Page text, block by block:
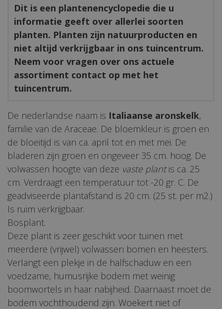
Dit is een plantenencyclopedie die u
informatie geeft over allerlei soorten
planten. Planten zijn natuurproducten en
niet altijd verkrijgbaar in ons tuincentrum.
Neem voor vragen over ons actuele
assortiment contact op met het
tuincentrum.
De nederlandse naam is Italiaanse aronskelk,
familie van de Araceae. De bloemkleur is groen en
de bloeitijd is van ca. april tot en met mei. De
bladeren zijn groen en ongeveer 35 cm. hoog. De
volwassen hoogte van deze vaste plantis ca. 25
cm. Verdraagt een temperatuur tot -20 gr. C. De
geadviseerde plantafstand is 20 cm. (25 st. per m2.)
Is ruim verkrijgbaar.
Bosplant.
Deze plant is zeer geschikt voor tuinen met
meerdere (vrijwel) volwassen bomen en heesters.
Verlangt een plekje in de halfschaduw en een
voedzame, humusrijke bodem met weinig
boomwortels in haar nabijheid. Daarnaast moet de
bodem vochthoudend zijn. Woekert niet of